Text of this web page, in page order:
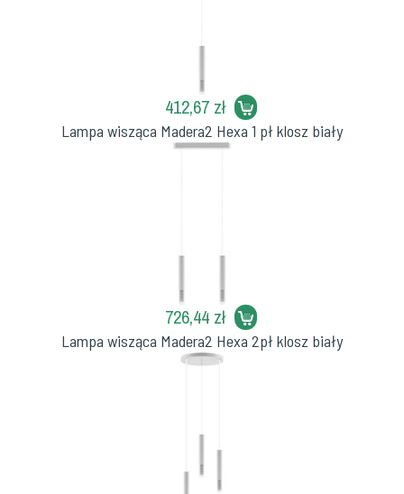
412,67 zł
Lampa wisząca Madera2 Hexa 1 pł klosz biały
726,44 zł
Lampa wisząca Madera2 Hexa 2pł klosz biały